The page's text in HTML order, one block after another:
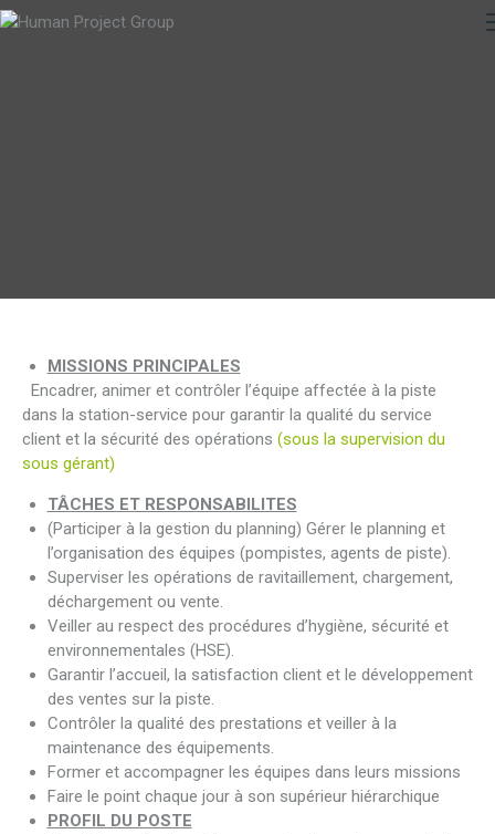
MISSIONS PRINCIPALES
Encadrer, animer et contrôler l’équipe affectée à la piste
dans la station-service pour garantir la qualité du service
client et la sécurité des opérations (sous la supervision du
sous gérant)
TÂCHES ET RESPONSABILITES
(Participer à la gestion du planning) Gérer le planning et
l’organisation des équipes (pompistes, agents de piste).
Superviser les opérations de ravitaillement, chargement,
déchargement ou vente.
Veiller au respect des procédures d’hygiène, sécurité et
environnementales (HSE).
Garantir l’accueil, la satisfaction client et le développement
des ventes sur la piste.
Contrôler la qualité des prestations et veiller à la
maintenance des équipements.
Former et accompagner les équipes dans leurs missions
Faire le point chaque jour à son supérieur hiérarchique
PROFIL DU POSTE